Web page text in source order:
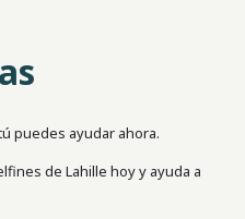
puedes ayudar ahora.
de Lahille hoy y ayuda a